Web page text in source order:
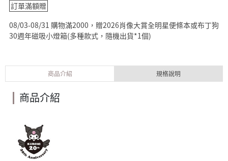
訂單滿額贈
08/03-08/31 購物滿2000，贈2026肖像大賞全明星便條本或布丁狗
30週年磁吸小燈箱(多種款式，隨機出貨*1個)
商品介紹 規格說明
商品介紹